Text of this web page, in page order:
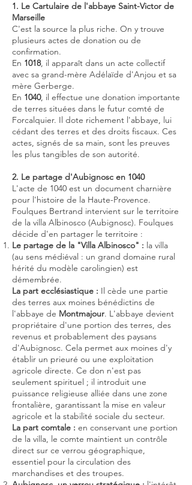
1. Le Cartulaire de l'abbaye Saint-Victor de
Marseille
C'est la source la plus riche. On y trouve
plusieurs actes de donation ou de
confirmation.
En 1018, il apparaît dans un acte collectif
avec sa grand-mère Adélaïde d'Anjou et sa
mère Gerberge.
En 1040, il effectue une donation importante
de terres situées dans le futur comté de
Forcalquier. Il dote richement l'abbaye, lui
cédant des terres et des droits fiscaux. Ces
actes, signés de sa main, sont les preuves
les plus tangibles de son autorité.
2. Le partage d'Aubignosc en 1040
L'acte de 1040 est un document charnière
pour l'histoire de la Haute-Provence.
Foulques Bertrand intervient sur le territoire
de la villa Albinosco (Aubignosc). Foulques
décide d'en partager le territoire :
Le partage de la "Villa Albinosco" : la villa
(au sens médiéval : un grand domaine rural
hérité du modèle carolingien) est
démembrée.
La part ecclésiastique : Il cède une partie
des terres aux moines bénédictins de
l'abbaye de Montmajour. L'abbaye devient
propriétaire d'une portion des terres, des
revenus et probablement des paysans
d'Aubignosc. Cela permet aux moines d'y
établir un prieuré ou une exploitation
agricole directe. Ce don n'est pas
seulement spirituel ; il introduit une
puissance religieuse alliée dans une zone
frontalière, garantissant la mise en valeur
agricole et la stabilité sociale du secteur.
La part comtale : en conservant une portion
de la villa, le comte maintient un contrôle
direct sur ce verrou géographique,
essentiel pour la circulation des
marchandises et des troupes.